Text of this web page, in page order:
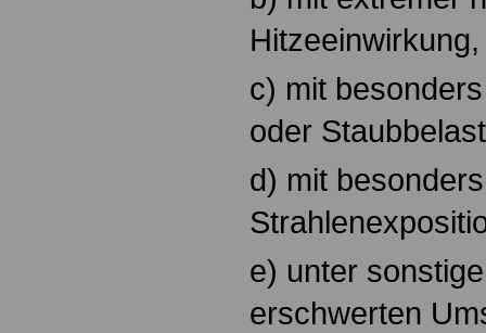
Hitzeeinwirkung,
c) mit
oder
d) mit
e) unter
erschwerten